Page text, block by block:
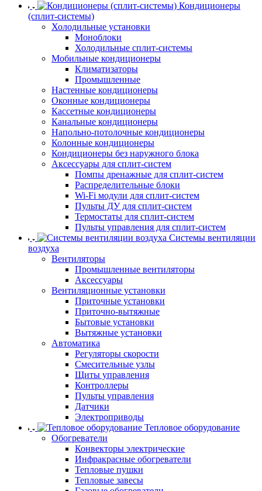
Кондиционеры
(сплит-системы)
Холодильные установки
Моноблоки
Холодильные сплит-системы
Мобильные кондиционеры
Климатизаторы
Промышленные
Настенные кондиционеры
Оконные кондиционеры
Кассетные кондиционеры
Канальные кондиционеры
Напольно-потолочные кондиционеры
Колонные кондиционеры
Кондиционеры без наружного блока
Аксессуары для сплит-систем
Помпы дренажные для сплит-систем
Распределительные блоки
Wi-Fi модули для сплит-систем
Пульты ДУ для сплит-систем
Термостаты для сплит-систем
Пульты управления для сплит-систем
Системы вентиляции
воздуха
Вентиляторы
Промышленные вентиляторы
Аксессуары
Вентиляционные установки
Приточные установки
Приточно-вытяжные
Бытовые установки
Вытяжные установки
Автоматика
Регуляторы скорости
Смесительные узлы
Щиты управления
Контроллеры
Пульты управления
Датчики
Электроприводы
Тепловое оборудование
Обогреватели
Конвекторы электрические
Инфракрасные обогреватели
Тепловые пушки
Тепловые завесы